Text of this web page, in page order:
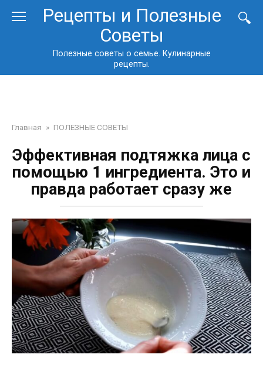
Рецепты и Полезные
Советы
Полезные советы о семье. Кулинарные
рецепты.
Главная » ПОЛЕЗНЫЕ СОВЕТЫ
Эффективная подтяжка лица с
помощью 1 ингредиента. Это и
правда работает сразу же